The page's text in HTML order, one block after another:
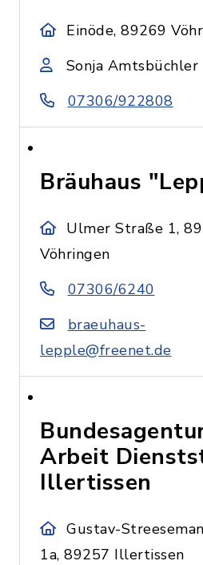
Einöde, 89269
Sonja Amtsbüchler
07306/922808
Bräuhaus
Ulmer Straße 1,
Vöhringen
07306/6240
braeuhaus-
lepple@freenet.de
Arbeit
Illertissen
Gustav-
1a, 89257 Illertissen